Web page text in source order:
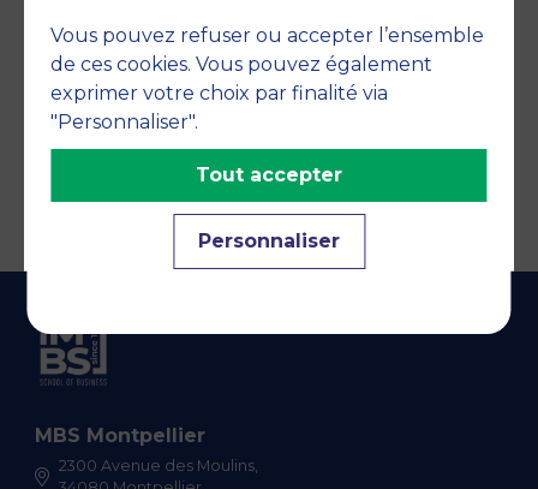
MBS Montpellier
2300 Avenue des Moulins,
Vous pouvez refuser ou accepter l’ensemble
de ces cookies. Vous pouvez également
exprimer votre choix par finalité via
"Personnaliser".
Personnaliser
Tout accepter